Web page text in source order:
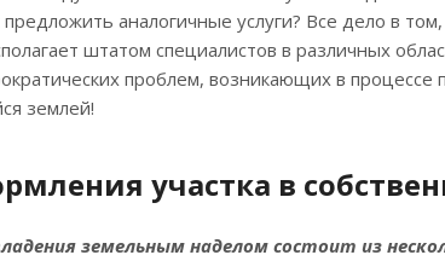
аналогичные услуги? Все дело в том,
штатом специалистов в различных
проблем, возникающих в процессе
землей!
участка в
земельным наделом состоит из